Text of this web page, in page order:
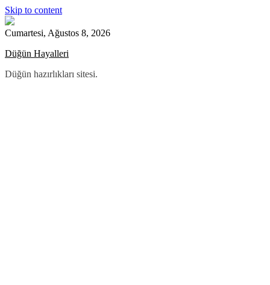
Skip to content
Cumartesi, Ağustos 8, 2026
Düğün Hayalleri
Düğün hazırlıkları sitesi.